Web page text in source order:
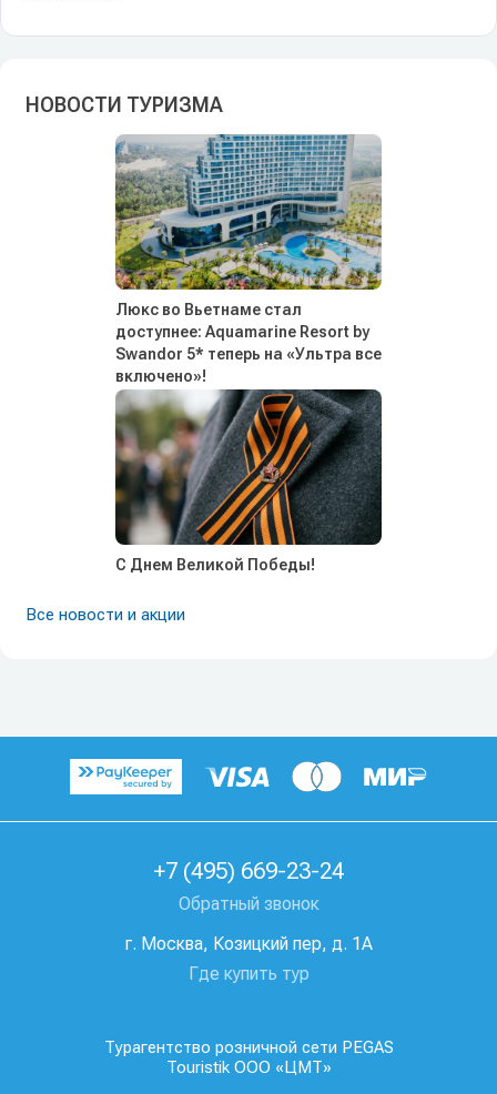
НОВОСТИ ТУРИЗМА
Люкс во Вьетнаме стал
доступнее: Aquamarine Resort by
Swandor 5* теперь на «Ультра все
включено»!
С Днем Великой Победы!
Все новости и акции
Турагентство розничной сети PEGAS
Touristik ООО «ЦМТ»
+7 (495) 669-23-24
Обратный звонок
г. Москва, Козицкий пер, д. 1А
Где купить тур